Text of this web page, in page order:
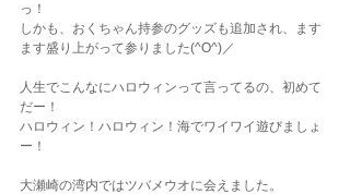
っ！
しかも、おくちゃん持参のグッズも追加され、ます
ます盛り上がって参りました(^O^)／
人生でこんなにハロウィンって言ってるの、初めて
だー！
ハロウィン！ハロウィン！海でワイワイ遊びましょ
ー！
大瀬崎の湾内ではツバメウオに会えました。